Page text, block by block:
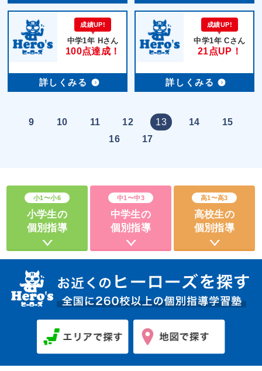
成績UP!
中学1年 Hさん
100点達成！
詳しくみる
成績UP!
中学1年 Cさん
21点UP！
詳しくみる
9 10 11 12 13 14
15
16
17
小学生の
個別指導
小1〜小6
中学生の
個別指導
中1〜中3
高校生の
個別指導
高1〜高3